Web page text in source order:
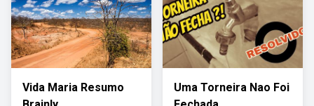
Vida Maria Resumo
Uma Torneira Nao Foi